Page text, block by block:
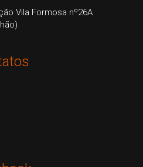
Vila Formosa nº26A